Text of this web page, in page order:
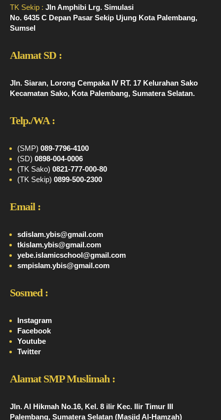
TK Sekip : Jln Amphibi Lrg. Simulasi
No. 6435 C Depan Pasar Sekip Ujung Kota Palembang,
Sumsel
Alamat SD :
Jln. Siaran, Lorong Cempaka IV RT. 17 Kelurahan Sako
Kecamatan Sako, Kota Palembang, Sumatera Selatan.
Telp./WA :
(SMP) 089-7796-4100
(SD) 0898-004-0006
(TK Sako) 0821-777-000-80
(TK Sekip) 0899-500-2300
Email :
sdislam.ybis@gmail.com
tkislam.ybis@gmail.com
yebe.islamicschool@gmail.com
smpislam.ybis@gmail.com
Sosmed :
Instagram
Facebook
Youtube
Twitter
Alamat SMP Muslimah :
Jln. Al Hikmah No.16, Kel. 8 ilir Kec. Ilir Timur III
Palembang, Sumatera Selatan (Masjid Al-Hamzah)